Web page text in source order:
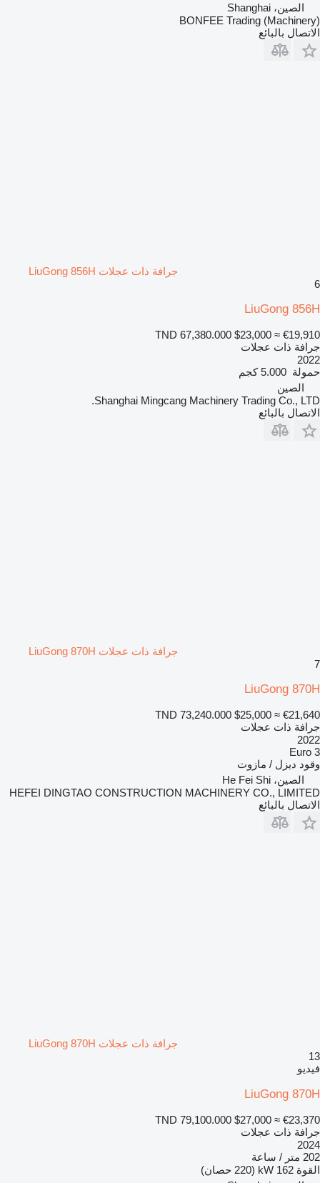
الصين، Shanghai
BONFEE Trading (Machinery)
الاتصال بالبائع
جرافة ذات عجلات LiuGong 856H
6
LiuGong 856H
TND 67,380.000 $23,000 ≈ €19,910
جرافة ذات عجلات
2022
حمولة 5.000 كجم
الصين
Shanghai Mingcang Machinery Trading Co., LTD.
الاتصال بالبائع
جرافة ذات عجلات LiuGong 870H
7
LiuGong 870H
TND 73,240.000 $25,000 ≈ €21,640
جرافة ذات عجلات
2022
Euro 3
وقود ديزل / مازوت
الصين، He Fei Shi
HEFEI DINGTAO CONSTRUCTION MACHINERY CO., LIMITED
الاتصال بالبائع
جرافة ذات عجلات LiuGong 870H
13
فيديو
LiuGong 870H
TND 79,100.000 $27,000 ≈ €23,370
جرافة ذات عجلات
2024
202 متر / ساعة
القوة 162 kW (220 حصان)